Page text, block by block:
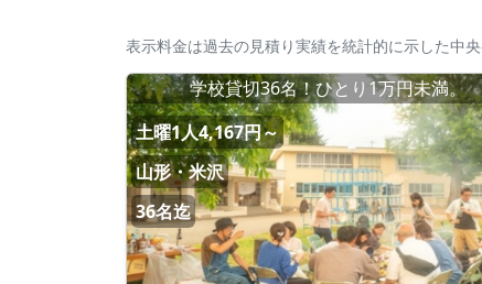
表示料金は過去の見積り実績を統計的に示した中
学校貸切36名！ひとり1万円未満。
土曜1人4,167円～
山形・米沢
36名迄